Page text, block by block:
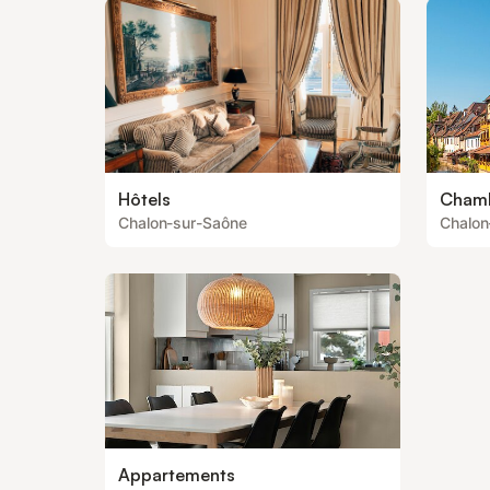
Hôtels
Chalon-sur-Saône
Appartements